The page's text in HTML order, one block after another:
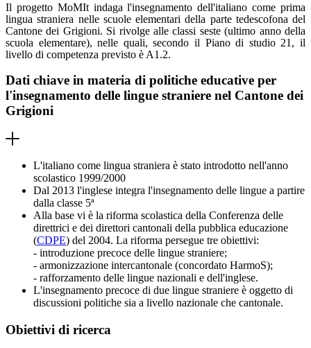
Il progetto MoMIt indaga l'insegnamento dell'italiano come prima
lingua straniera nelle scuole elementari della parte tedescofona del
Cantone dei Grigioni. Si rivolge alle classi seste (ultimo anno della
scuola elementare), nelle quali, secondo il Piano di studio 21, il
livello di competenza previsto è A1.2.
Dati chiave in materia di politiche educative per
l'insegnamento delle lingue straniere nel Cantone dei
Grigioni
L'italiano come lingua straniera è stato introdotto nell'anno
scolastico 1999/2000
Dal 2013 l'inglese integra l'insegnamento delle lingue a partire
dalla classe 5ª
Alla base vi è la riforma scolastica della Conferenza delle
direttrici e dei direttori cantonali della pubblica educazione
(CDPE) del 2004. La riforma persegue tre obiettivi:
- introduzione precoce delle lingue straniere;
- armonizzazione intercantonale (concordato HarmoS);
- rafforzamento delle lingue nazionali e dell'inglese.
L'insegnamento precoce di due lingue straniere è oggetto di
discussioni politiche sia a livello nazionale che cantonale.
Obiettivi di ricerca